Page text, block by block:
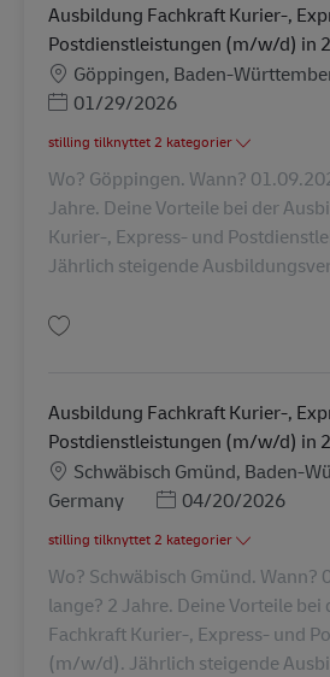
Ausbildung Fachkraft Kurier-,
Postdienstleistungen (m/w/d) in
Lokation
Göppingen, Baden-
Posted Date
01/29/2026
stilling tilknyttet 2 kategorier
Wo? Göppingen. Wann?
Jahre. Deine Vorteile bei der
Kurier-, Express- und
Jährlich steigende
Ausbildung Fachkraft Kurier-,
Postdienstleistungen (m/w/d) in
Lokation
Schwäbisch Gmünd, Baden-
Germany
Posted Date
04/20/2026
stilling tilknyttet 2 kategorier
Wo? Schwäbisch Gmünd. Wann?
lange? 2 Jahre. Deine Vorteile
Fachkraft Kurier-, Express- und
(m/w/d). Jährlich steigende